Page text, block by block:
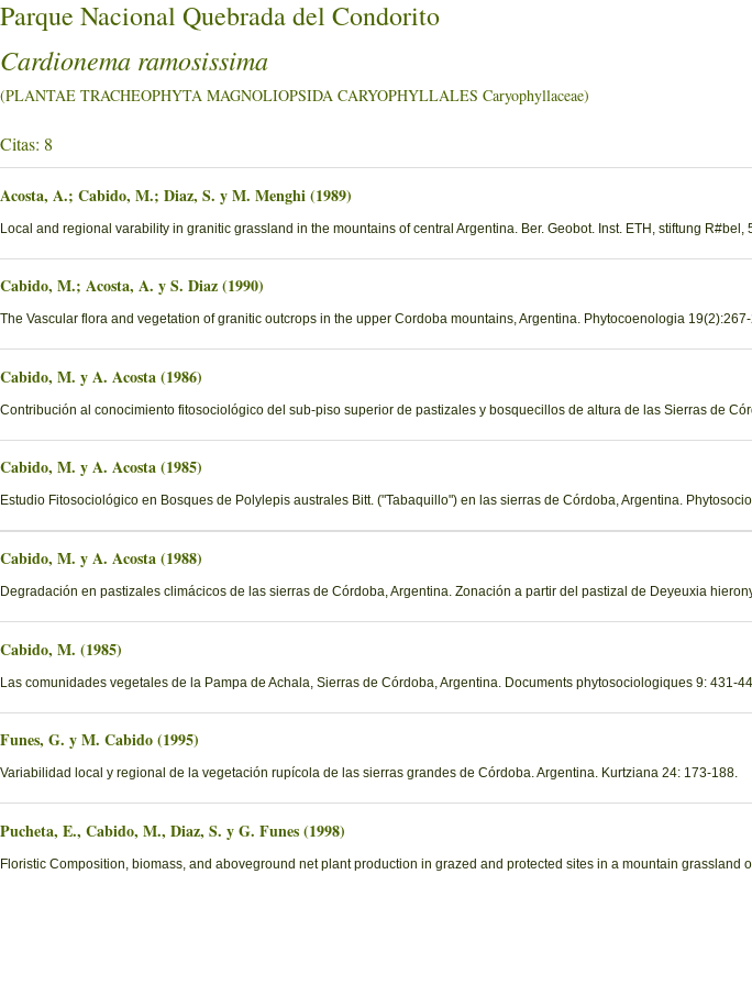
Parque Nacional Quebrada del Condorito
Cardionema ramosissima
(PLANTAE TRACHEOPHYTA MAGNOLIOPSIDA CARYOPHYLLALES Caryophyllaceae)
Citas: 8
Acosta, A.; Cabido, M.; Diaz, S. y M. Menghi (1989)
Local and regional varability in granitic grassland in the mountains of central Argentina. Ber. Geobot. Inst. ETH, stiftung R#bel,
Cabido, M.; Acosta, A. y S. Diaz (1990)
The Vascular flora and vegetation of granitic outcrops in the upper Cordoba mountains, Argentina. Phytocoenologia
Cabido, M. y A. Acosta (1986)
Contribución al conocimiento fitosociológico del sub-piso superior de pastizales y bosquecillos de altura de las Sierras de
Cabido, M. y A. Acosta (1985)
Estudio Fitosociológico en Bosques de Polylepis australes Bitt. ("Tabaquillo") en las sierras de Córdoba, Argentina.
Cabido, M. y A. Acosta (1988)
Degradación en pastizales climácicos de las sierras de Córdoba, Argentina. Zonación a partir del pastizal de Deyeuxia
Cabido, M. (1985)
Las comunidades vegetales de la Pampa de Achala, Sierras de Córdoba, Argentina. Documents phytosociologiques 9: 431-
Funes, G. y M. Cabido (1995)
Variabilidad local y regional de la vegetación rupícola de las sierras grandes de Córdoba. Argentina. Kurtziana 24: 173-188.
Pucheta, E., Cabido, M., Diaz, S. y G. Funes (1998)
Floristic Composition, biomass, and aboveground net plant production in grazed and protected sites in a mountain grassland